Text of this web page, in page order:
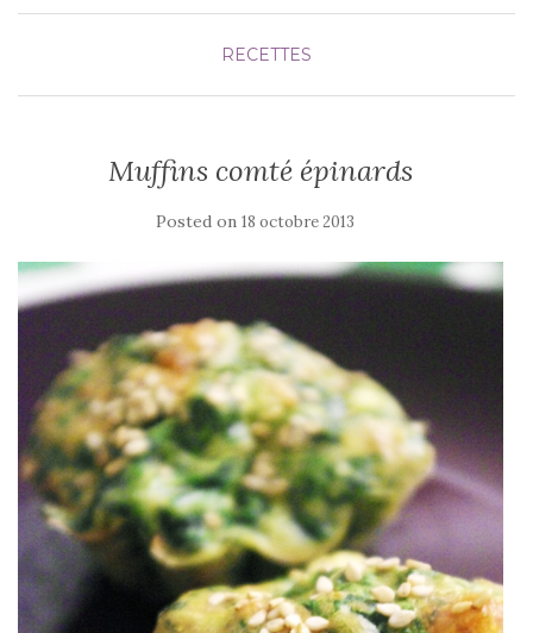
RECETTES
Muffins comté épinards
Posted on 18 octobre 2013